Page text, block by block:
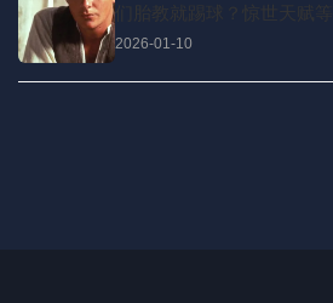
们胎教就踢球？惊世天赋
2026-01-10